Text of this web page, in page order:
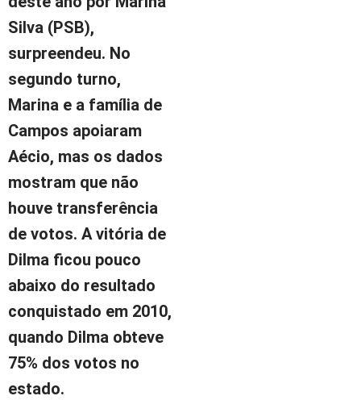
Silva (PSB),
surpreendeu. No
segundo turno,
Marina e a família de
Campos apoiaram
Aécio, mas os dados
mostram que não
houve transferência
de votos. A vitória de
Dilma ficou pouco
abaixo do resultado
conquistado em 2010,
quando Dilma obteve
75% dos votos no
estado.